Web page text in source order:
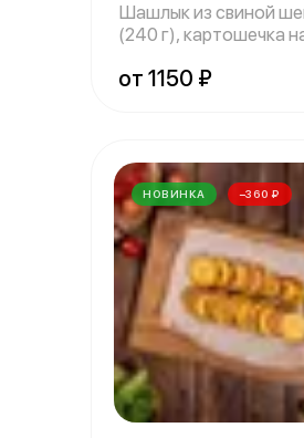
Шашлык из свиной
(240 г), картошечка
от 1150 ₽
НОВИНКА −360 ₽